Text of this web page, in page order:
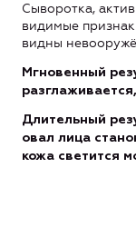
Сыворотка,
видимые
видны
Мгновенный
Длительный
овал лица
кожа светится